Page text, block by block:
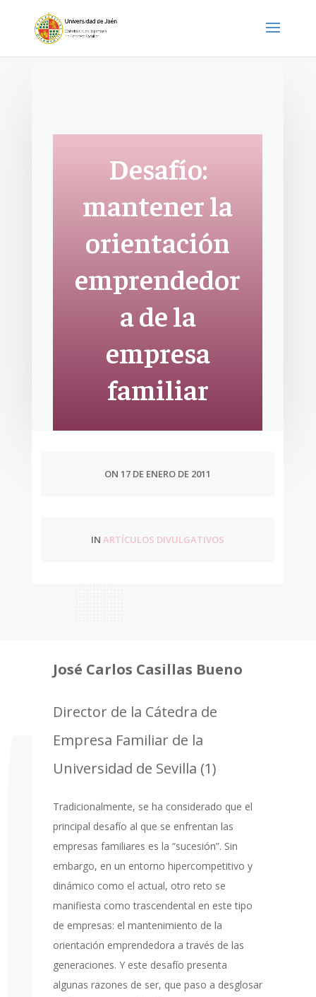
Desafío:
mantener la
orientación
emprendedor
a de la
empresa
familiar
ON 17 DE ENERO DE 2011
IN ARTÍCULOS DIVULGATIVOS
José Carlos Casillas Bueno
Director de la Cátedra de
Empresa Familiar de la
Universidad de Sevilla (1)
Tradicionalmente, se ha considerado que el
principal desafío al que se enfrentan las
empresas familiares es la “sucesión”. Sin
embargo, en un entorno hipercompetitivo y
dinámico como el actual, otro reto se
manifiesta como trascendental en este tipo
de empresas: el mantenimiento de la
orientación emprendedora a través de las
generaciones. Y este desafío presenta
algunas razones de ser, que paso a desglosar